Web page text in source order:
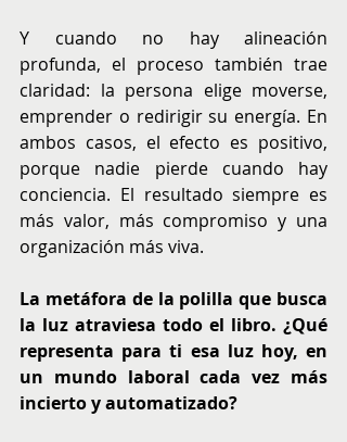
Y cuando no hay alineación
profunda, el proceso también trae
claridad: la persona elige moverse,
emprender o redirigir su energía. En
ambos casos, el efecto es positivo,
porque nadie pierde cuando hay
conciencia. El resultado siempre es
más valor, más compromiso y una
organización más viva.
La metáfora de la polilla que busca
la luz atraviesa todo el libro. ¿Qué
representa para ti esa luz hoy, en
un mundo laboral cada vez más
incierto y automatizado?